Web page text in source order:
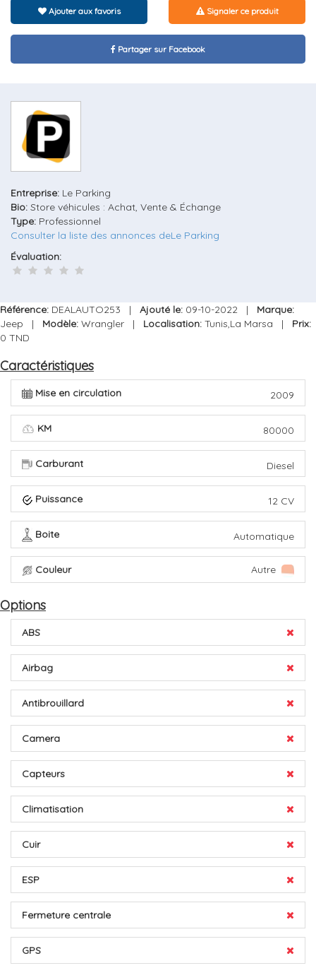
Ajouter aux favoris Signaler ce produit
Partager sur Facebook
Entreprise: Le Parking
Bio: Store véhicules : Achat, Vente & Échange
Type: Professionnel
Consulter la liste des annonces deLe Parking
Évaluation:
Référence: DEALAUTO253 | Ajouté le: 09-10-2022 | Marque:
Jeep | Modèle: Wrangler | Localisation: Tunis,La Marsa | Prix:
0 TND
Caractéristiques
Mise en circulation 2009
KM 80000
Carburant Diesel
Puissance 12 CV
Boite Automatique
Couleur Autre
Options
ABS
Airbag
Antibrouillard
Camera
Capteurs
Climatisation
Cuir
ESP
Fermeture centrale
GPS